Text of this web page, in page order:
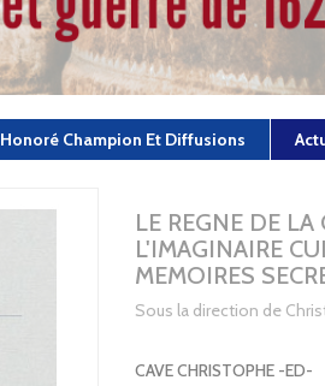
Honoré Champion Et Diffusions
LE REGNE DE LA
L'IMAGINAIRE
MEMOIRES
Sous la direction de
CAVE CHRISTOPHE -ED-